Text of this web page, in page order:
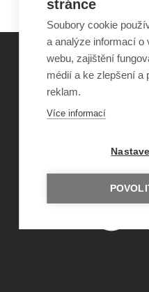
©Obecně prospěšná
Odběr
Ochrana
stránce
Soubory cookie
a analýze informací o
webu, zajištění
médií a ke zlepšení a
reklam.
Více informací